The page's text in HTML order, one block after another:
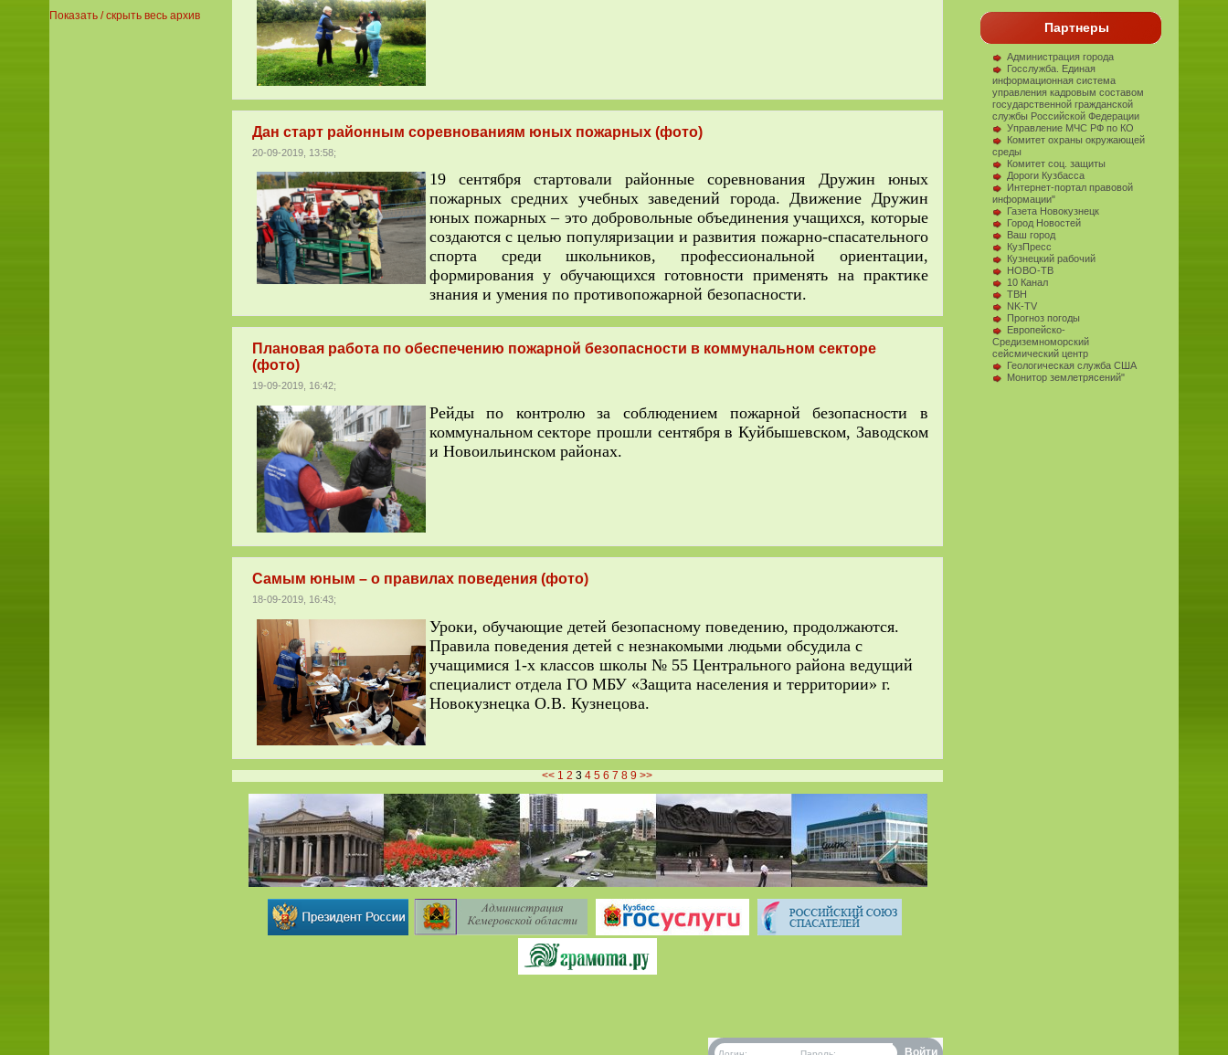
Дан старт районным соревнованиям юных пожарных (фото)
20-09-2019, 13:58;
19 сентября стартовали районные соревнования Дружин юных
пожарных средних учебных заведений города. Движение Дружин
юных пожарных – это добровольные объединения учащихся, которые
создаются с целью популяризации и развития пожарно-спасательного
спорта среди школьников, профессиональной ориентации,
формирования у обучающихся готовности применять на практике
знания и умения по противопожарной безопасности.
Плановая работа по обеспечению пожарной безопасности в коммунальном секторе
(фото)
19-09-2019, 16:42;
Рейды по контролю за соблюдением пожарной безопасности в
коммунальном секторе прошли сентября в Куйбышевском, Заводском
и Новоильинском районах.
Самым юным – о правилах поведения (фото)
18-09-2019, 16:43;
Уроки, обучающие детей безопасному поведению, продолжаются.
Правила поведения детей с незнакомыми людьми обсудила с
учащимися 1-х классов школы № 55 Центрального района ведущий
специалист отдела ГО МБУ «Защита населения и территории» г.
Новокузнецка О.В. Кузнецова.
<< 1 2 3 4 5 6 7 8 9 >>
Партнеры
Администрация города
Госслужба. Единая
информационная система
управления кадровым составом
государственной гражданской
службы Российской Федерации
Управление МЧС РФ по КО
Комитет охраны окружающей
среды
Комитет соц. защиты
Дороги Кузбасса
Интернет-портал правовой
информации"
Газета Новокузнецк
Город Новостей
Ваш город
КузПресс
Кузнецкий рабочий
НОВО-ТВ
10 Канал
ТВН
NK-TV
Прогноз погоды
Европейско-
Средиземноморский
сейсмический центр
Геологическая служба США
Монитор землетрясений"
Показать / скрыть весь архив